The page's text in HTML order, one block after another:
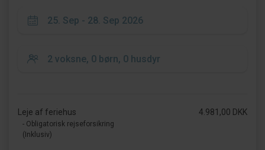
Leje af feriehus
- Obligatorisk rejseforsikring
(Inklusiv)
4.981,00 DKK